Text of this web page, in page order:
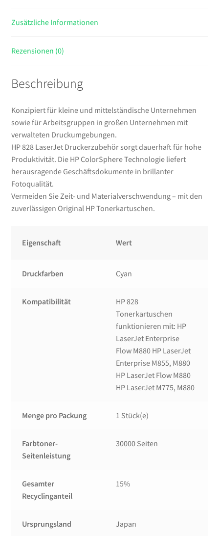
Zusätzliche Informationen
Rezensionen (0)
Beschreibung
Konzipiert für kleine und mittelständische Unternehmen
sowie für Arbeitsgruppen in großen Unternehmen mit
verwalteten Druckumgebungen.
HP 828 LaserJet Druckerzubehör sorgt dauerhaft für hohe
Produktivität. Die HP ColorSphere Technologie liefert
herausragende Geschäftsdokumente in brillanter
Fotoqualität.
Vermeiden Sie Zeit- und Materialverschwendung – mit den
zuverlässigen Original HP Tonerkartuschen.
Eigenschaft Wert
Druckfarben Cyan
Kompatibilität
HP 828
Tonerkartuschen
funktionieren mit: HP
LaserJet Enterprise
Flow M880 HP LaserJet
Enterprise M855, M880
HP LaserJet Flow M880
HP LaserJet M775, M880
Menge pro Packung 1 Stück(e)
Farbtoner-
Seitenleistung
30000 Seiten
Gesamter
Recyclinganteil
15%
Ursprungsland Japan